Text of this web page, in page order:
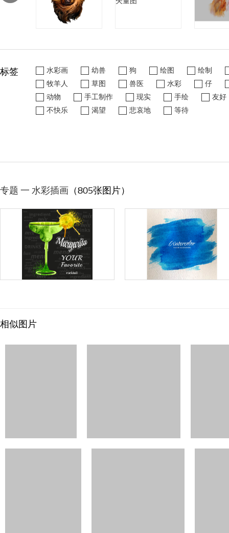
标签 水彩画 幼兽 狗 绘图
绘制
牧羊人
草图 兽医 水彩
仔
动物
手工制作 现实 手绘
友好
不快乐
渴望 悲哀地 等待
专题 一 水彩插画 （805张图片）
相似图片